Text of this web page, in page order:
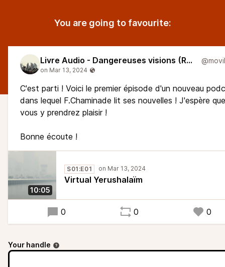
You are going to favourite:
Livre Audio - Dangereuses visions (Reboot)
C'est parti ! Voici le premier épisode d'un nouveau
dans lequel F.Chaminade lit ses nouvelles ! J'espère que
vous y prendrez plaisir !
Bonne écoute !
10:05
S01:E01
Virtual Yerushalaïm
0 0 0
Your handle